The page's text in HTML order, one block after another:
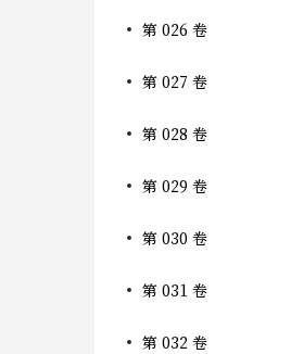
第 026 卷
第 027 卷
第 028 卷
第 029 卷
第 030 卷
第 031 卷
第 032 卷